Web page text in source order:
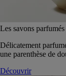
Les savons parfumés
Délicatement
une parenthèse de
Découvrir